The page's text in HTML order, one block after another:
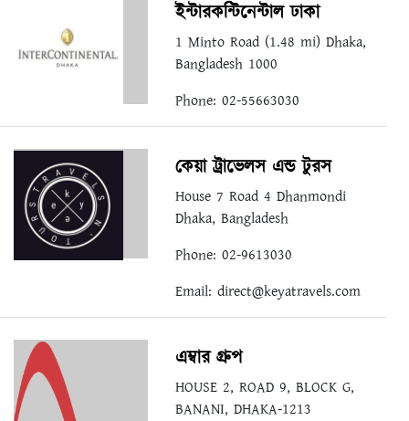
ইন্টারকন্টিনেন্টাল ঢাকা
1 Minto Road (1.48 mi) Dhaka,
Bangladesh 1000
Phone: 02-55663030
কেয়া ট্রাভেলস এন্ড টুরস
House 7 Road 4 Dhanmondi
Dhaka, Bangladesh
Phone: 02-9613030
Email: direct@keyatravels.com
এম্বার গ্রুপ
HOUSE 2, ROAD 9, BLOCK G,
BANANI, DHAKA-1213